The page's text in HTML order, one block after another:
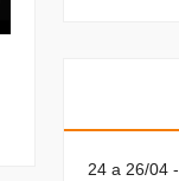
24 a 26/04